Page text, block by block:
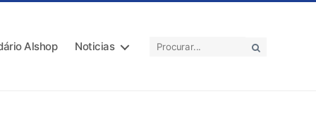
Alshop Noticias